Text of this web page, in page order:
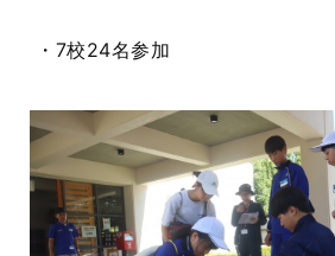
・ 7校24名参加